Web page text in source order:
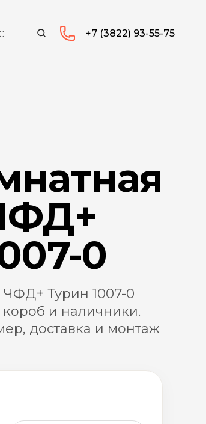
+7 (3822) 93-55-75
0
Турин 1007-0
и наличники.
доставка и монтаж